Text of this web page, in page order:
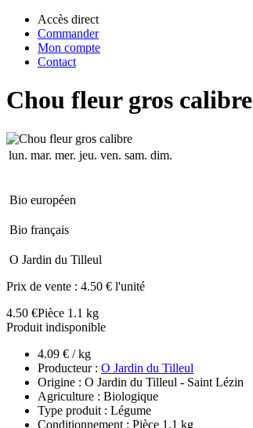
Accès direct
Commander
Mon compte
Contact
Chou fleur gros calibre
lun. mar. mer. jeu. ven. sam. dim.
Bio européen
Bio français
O Jardin du Tilleul
Prix de vente : 4.50 € l'unité
4.50 €Pièce 1.1 kg
Produit indisponible
4.09 € / kg
Producteur : O Jardin du Tilleul
Origine : O Jardin du Tilleul - Saint Lézin
Agriculture : Biologique
Type produit : Légume
Conditionnement : Pièce 1.1 kg